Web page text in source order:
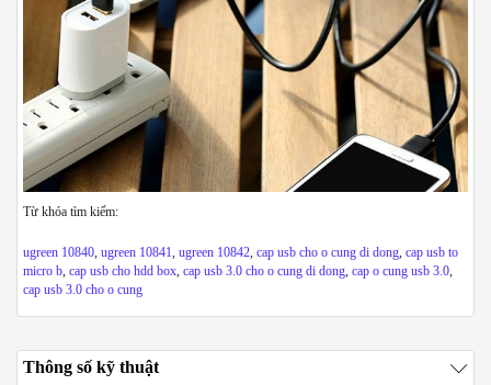
Từ khóa tìm kiếm:
ugreen 10840, ugreen 10841, ugreen 10842, cap usb cho o cung di dong, cap usb to
micro b, cap usb cho hdd box, cap usb 3.0 cho o cung di dong, cap o cung usb 3.0,
cap usb 3.0 cho o cung
Thông số kỹ thuật